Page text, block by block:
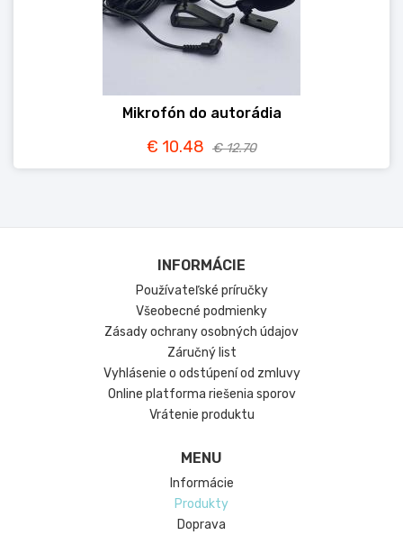
Mikrofón do autorádia
€ 10.48 € 12.70
INFORMÁCIE
Používateľské príručky
Všeobecné podmienky
Zásady ochrany osobných údajov
Záručný list
Vyhlásenie o odstúpení od zmluvy
Online platforma riešenia sporov
Vrátenie produktu
MENU
Informácie
Produkty
Doprava